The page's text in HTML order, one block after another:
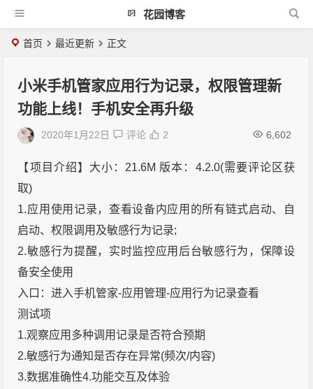
花园博客
首页 最近更新 正文
小米手机管家应用行为记录，权限管理新
功能上线！手机安全再升级
2020年1月22日 评论 6,602
2
【项目介绍】大小：21.6M 版本：4.2.0(需要评论区获
取)
1.应用使用记录，查看设备内应用的所有链式启动、自
启动、权限调用及敏感行为记录;
2.敏感行为提醒，实时监控应用后台敏感行为，保障设
备安全使用
入口：进入手机管家-应用管理-应用行为记录查看
测试项
1.观察应用多种调用记录是否符合预期
2.敏感行为通知是否存在异常(频次/内容)
3.数据准确性4.功能交互及体验